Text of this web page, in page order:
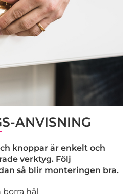
ANVISNING
knoppar är enkelt och
verktyg. Följ
så blir monteringen bra.
borra hål